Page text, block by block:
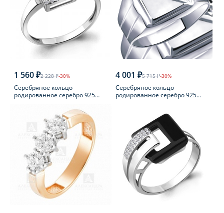
1 560 ₽2 228 ₽-30%
Серебряное кольцо
родированное серебро 925
4 001 ₽5 715 ₽-30%
Серебряное кольцо
родированное серебро 925